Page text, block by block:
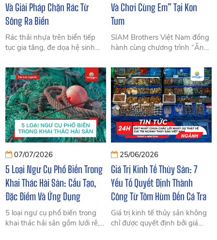
Và Giải Pháp Chặn Rác Từ
Sông Ra Biển
Rác thải nhựa trên biển tiếp
tục gia tăng, đe dọa hệ sinh
nhật số liệu từ UNEP, OECD,
World Bank và giải pháp kiểm
soát rác nổi.
Và Chơi Cùng Em” Tại Kon
Tum
SIAM Brothers Việt Nam đồng
hành cùng chương trình “Ăn
Tum, trao tặng sữa, tập vở, bút
viết và quà đến trẻ em, bà con
khó khăn.
07/07/2026
5 Loại Ngư Cụ Phổ Biến Trong
Khai Thác Hải Sản: Cấu Tạo,
Đặc Điểm Và Ứng Dụng
5 loại ngư cụ phổ biến trong
khai thác hải sản gồm lưới rê,
25/06/2026
Giá Trị Kinh Tế Thủy Sản: 7
Yếu Tố Quyết Định Thành
Công Từ Tôm Hùm Đến Cá Tra
Giá trị kinh tế thủy sản không
chỉ được quyết định bởi giá